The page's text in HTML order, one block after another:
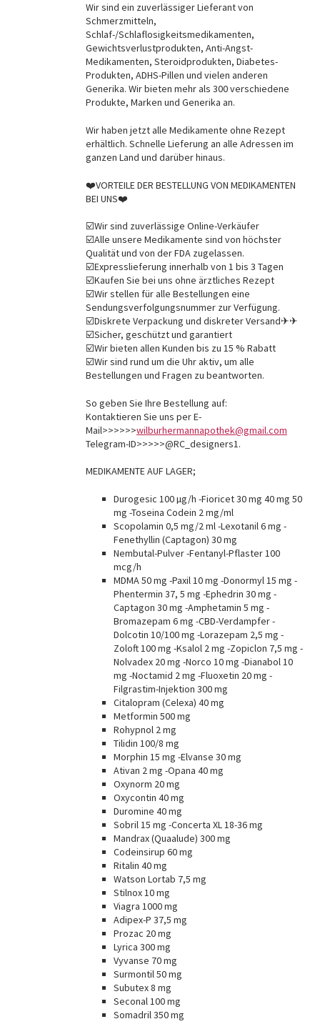
Wir sind ein zuverlässiger Lieferant von
Schmerzmitteln,
Schlaf-/Schlaflosigkeitsmedikamenten,
Gewichtsverlustprodukten, Anti-Angst-
Medikamenten, Steroidprodukten, Diabetes-
Produkten, ADHS-Pillen und vielen anderen
Generika. Wir bieten mehr als 300 verschiedene
Produkte, Marken und Generika an.
Wir haben jetzt alle Medikamente ohne Rezept
erhältlich. Schnelle Lieferung an alle Adressen im
ganzen Land und darüber hinaus.
❤️VORTEILE DER BESTELLUNG VON MEDIKAMENTEN
BEI UNS❤️
☑️Wir sind zuverlässige Online-Verkäufer
☑️Alle unsere Medikamente sind von höchster
Qualität und von der FDA zugelassen.
☑️Expresslieferung innerhalb von 1 bis 3 Tagen
☑️Kaufen Sie bei uns ohne ärztliches Rezept
☑️Wir stellen für alle Bestellungen eine
Sendungsverfolgungsnummer zur Verfügung.
☑️Diskrete Verpackung und diskreter Versand✈✈
☑️Sicher, geschützt und garantiert
☑️Wir bieten allen Kunden bis zu 15 % Rabatt
☑️Wir sind rund um die Uhr aktiv, um alle
Bestellungen und Fragen zu beantworten.
So geben Sie Ihre Bestellung auf:
Kontaktieren Sie uns per E-
Mail>>>>>>wilburhermannapothek@gmail.com
Telegram-ID>>>>>@RC_designers1.
MEDIKAMENTE AUF LAGER;
Durogesic 100 µg/h -Fioricet 30 mg 40 mg 50
mg -Toseina Codein 2 mg/ml
Scopolamin 0,5 mg/2 ml -Lexotanil 6 mg -
Fenethyllin (Captagon) 30 mg
Nembutal-Pulver -Fentanyl-Pflaster 100
mcg/h
MDMA 50 mg -Paxil 10 mg -Donormyl 15 mg -
Phentermin 37, 5 mg -Ephedrin 30 mg -
Captagon 30 mg -Amphetamin 5 mg -
Bromazepam 6 mg -CBD-Verdampfer -
Dolcotin 10/100 mg -Lorazepam 2,5 mg -
Zoloft 100 mg -Ksalol 2 mg -Zopiclon 7,5 mg -
Nolvadex 20 mg -Norco 10 mg -Dianabol 10
mg -Noctamid 2 mg -Fluoxetin 20 mg -
Filgrastim-Injektion 300 mg
Citalopram (Celexa) 40 mg
Metformin 500 mg
Rohypnol 2 mg
Tilidin 100/8 mg
Morphin 15 mg -Elvanse 30 mg
Ativan 2 mg -Opana 40 mg
Oxynorm 20 mg
Oxycontin 40 mg
Duromine 40 mg
Sobril 15 mg -Concerta XL 18-36 mg
Mandrax (Quaalude) 300 mg
Codeinsirup 60 mg
Ritalin 40 mg
Watson Lortab 7,5 mg
Stilnox 10 mg
Viagra 1000 mg
Adipex-P 37,5 mg
Prozac 20 mg
Lyrica 300 mg
Vyvanse 70 mg
Surmontil 50 mg
Subutex 8 mg
Seconal 100 mg
Somadril 350 mg